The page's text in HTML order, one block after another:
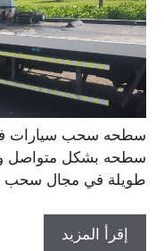
سطحه سحب سيارات في
سطحه بشكل متواصل
طويلة في مجال سحب
إقرأ المزيد